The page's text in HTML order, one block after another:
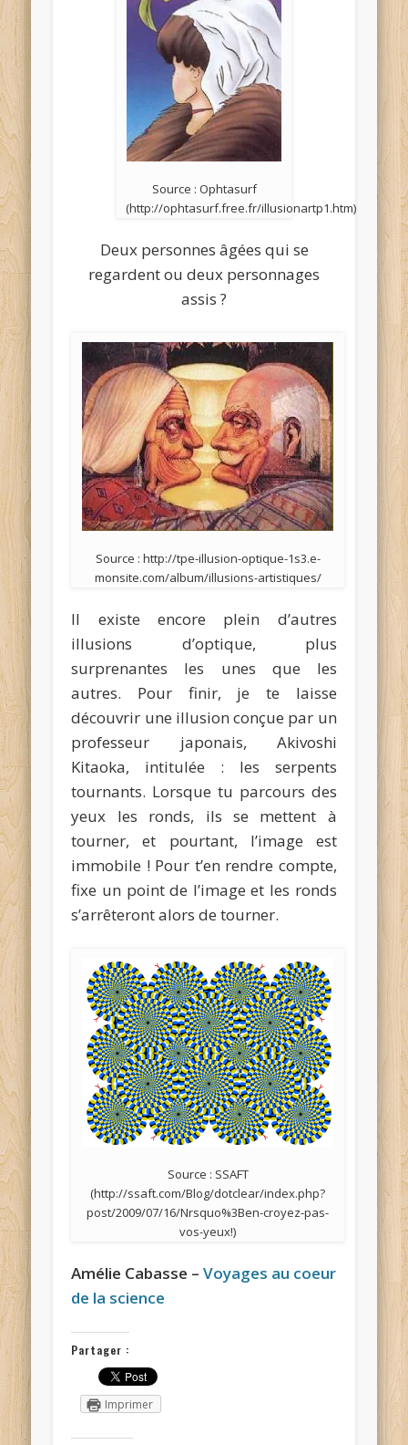
Source : Ophtasurf
(http://ophtasurf.free.fr/illusionartp1.htm)
Deux personnes âgées qui se
regardent ou deux personnages
assis ?
Source : http://tpe-illusion-optique-1s3.e-
monsite.com/album/illusions-artistiques/
Il existe encore plein d’autres
illusions d’optique, plus
surprenantes les unes que les
autres. Pour finir, je te laisse
découvrir une illusion conçue par un
professeur japonais, Akivoshi
Kitaoka, intitulée : les serpents
tournants. Lorsque tu parcours des
yeux les ronds, ils se mettent à
tourner, et pourtant, l’image est
immobile ! Pour t’en rendre compte,
fixe un point de l’image et les ronds
s’arrêteront alors de tourner.
Source : SSAFT
(http://ssaft.com/Blog/dotclear/index.php?
post/2009/07/16/Nrsquo%3Ben-croyez-pas-
vos-yeux!)
Amélie Cabasse –Voyages au coeur
de la science
Partager :
Imprimer